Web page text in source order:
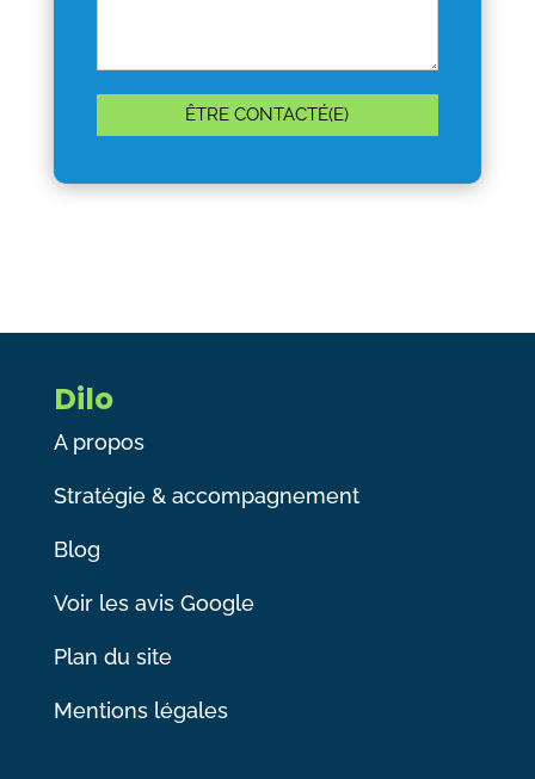
Dilo
A propos
Stratégie & accompagnement
Blog
Voir les avis Google
Plan du site
Mentions légales